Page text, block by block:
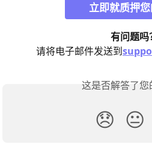
立即就质押
有问题吗
请将电子邮件发送到
这是否解答了您
😞 😐